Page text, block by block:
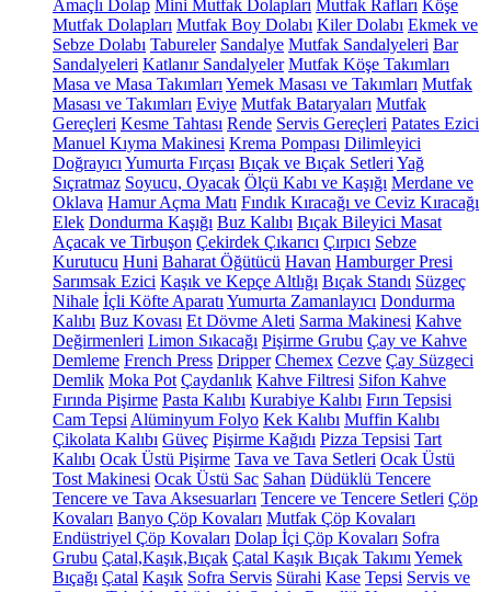
Amaçlı Dolap Mini Mutfak Dolapları Mutfak Rafları Köşe
Mutfak Dolapları Mutfak Boy Dolabı Kiler Dolabı Ekmek ve
Sebze Dolabı Tabureler Sandalye Mutfak Sandalyeleri Bar
Sandalyeleri Katlanır Sandalyeler Mutfak Köşe Takımları
Masa ve Masa Takımları Yemek Masası ve Takımları Mutfak
Masası ve Takımları Eviye Mutfak Bataryaları Mutfak
Gereçleri Kesme Tahtası Rende Servis Gereçleri Patates Ezici
Manuel Kıyma Makinesi Krema Pompası Dilimleyici
Doğrayıcı Yumurta Fırçası Bıçak ve Bıçak Setleri Yağ
Sıçratmaz Soyucu, Oyacak Ölçü Kabı ve Kaşığı Merdane ve
Oklava Hamur Açma Matı Fındık Kıracağı ve Ceviz Kıracağı
Elek Dondurma Kaşığı Buz Kalıbı Bıçak Bileyici Masat
Açacak ve Tirbuşon Çekirdek Çıkarıcı Çırpıcı Sebze
Kurutucu Huni Baharat Öğütücü Havan Hamburger Presi
Sarımsak Ezici Kaşık ve Kepçe Altlığı Bıçak Standı Süzgeç
Nihale İçli Köfte Aparatı Yumurta Zamanlayıcı Dondurma
Kalıbı Buz Kovası Et Dövme Aleti Sarma Makinesi Kahve
Değirmenleri Limon Sıkacağı Pişirme Grubu Çay ve Kahve
Demleme French Press Dripper Chemex Cezve Çay Süzgeci
Demlik Moka Pot Çaydanlık Kahve Filtresi Sifon Kahve
Fırında Pişirme Pasta Kalıbı Kurabiye Kalıbı Fırın Tepsisi
Cam Tepsi Alüminyum Folyo Kek Kalıbı Muffin Kalıbı
Çikolata Kalıbı Güveç Pişirme Kağıdı Pizza Tepsisi Tart
Kalıbı Ocak Üstü Pişirme Tava ve Tava Setleri Ocak Üstü
Tost Makinesi Ocak Üstü Sac Sahan Düdüklü Tencere
Tencere ve Tava Aksesuarları Tencere ve Tencere Setleri Çöp
Kovaları Banyo Çöp Kovaları Mutfak Çöp Kovaları
Endüstriyel Çöp Kovaları Dolap İçi Çöp Kovaları Sofra
Grubu Çatal,Kaşık,Bıçak Çatal Kaşık Bıçak Takımı Yemek
Bıçağı Çatal Kaşık Sofra Servis Sürahi Kase Tepsi Servis ve